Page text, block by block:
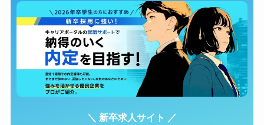
＼ 新卒求人サイト ／